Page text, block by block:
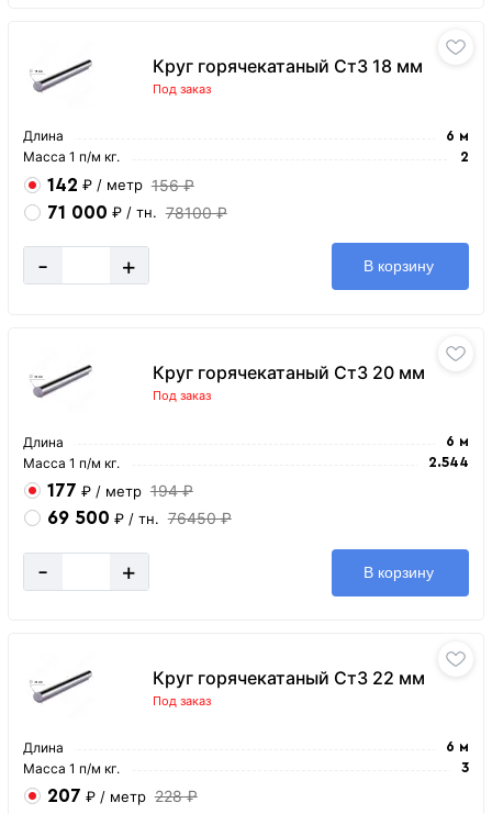
Круг горячекатаный Ст3 18 мм
Под заказ
Длина 6 м
Масса 1 п/м кг. 2
142 ₽ / метр 156 ₽
71 000 ₽ / тн. 78100 ₽
- + В корзину
Круг горячекатаный Ст3 20 мм
Под заказ
Длина 6 м
Масса 1 п/м кг. 2.544
177 ₽ / метр 194 ₽
69 500 ₽ / тн. 76450 ₽
- + В корзину
Круг горячекатаный Ст3 22 мм
Под заказ
Длина 6 м
Масса 1 п/м кг. 3
207 ₽ / метр 228 ₽